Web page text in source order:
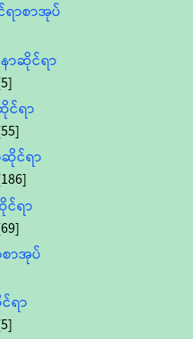
ရာစာအုပ်
ာဆိုင်ရာ
င်ရာ
င်ရာ
င်ရာ
ာအုပ်
ရာ